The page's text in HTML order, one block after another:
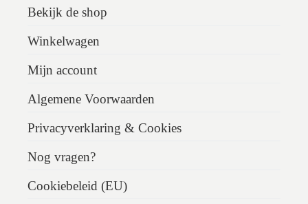
Bekijk de shop
Winkelwagen
Mijn account
Algemene Voorwaarden
Privacyverklaring & Cookies
Nog vragen?
Cookiebeleid (EU)